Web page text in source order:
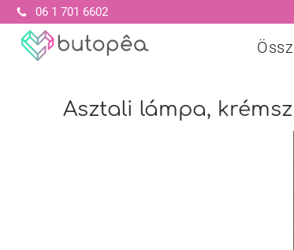
06 1 701 6602
Asztali lámpa,